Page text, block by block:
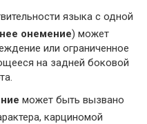
языка с одной
онемение) может
или ограниченное
на задней боковой
может быть вызвано
карциномой